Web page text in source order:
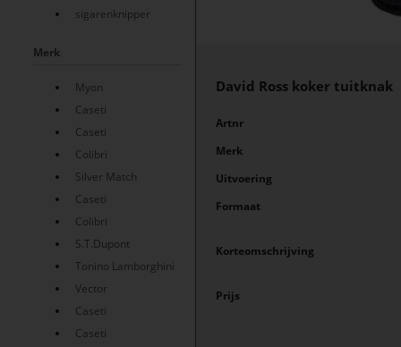
sigarenknipper
Merk
Myon
Caseti
Caseti
Colibri
Silver Match
Caseti
Colibri
S.T.Dupont
Tonino Lamborghini
Vector
Caseti
Caseti
David Ross koker tuitknak
Artnr
Merk
Uitvoering
Formaat
Korteomschrijving
Prijs